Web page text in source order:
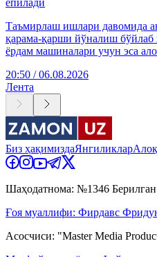
ёпилади
Таъмирлаш ишлари давомида
қарама-қарши йўналиш бўйлаб
ёрдам машиналари учун эса
20:50 / 06.08.2026
Лента
Биз ҳақимиздаЯнгиликлар
Шаҳодатнома: №1346 Берилган
Ғоя муаллифи: Фирдавс
Асосчиси: "Master Media